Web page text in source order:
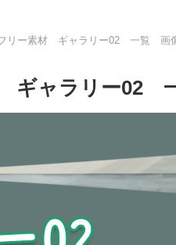
リー素材 ギャラリー02 一覧 画
ギャラリー02